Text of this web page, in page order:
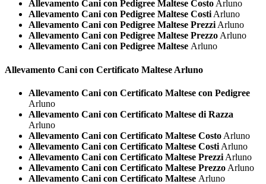
Allevamento Cani con Pedigree Maltese Costo Arluno
Allevamento Cani con Pedigree Maltese Costi Arluno
Allevamento Cani con Pedigree Maltese Prezzi Arluno
Allevamento Cani con Pedigree Maltese Prezzo Arluno
Allevamento Cani con Pedigree Maltese Arluno
Allevamento Cani con Certificato Maltese Arluno
Allevamento Cani con Certificato Maltese con Pedigree
Arluno
Allevamento Cani con Certificato Maltese di Razza
Arluno
Allevamento Cani con Certificato Maltese Costo Arluno
Allevamento Cani con Certificato Maltese Costi Arluno
Allevamento Cani con Certificato Maltese Prezzi Arluno
Allevamento Cani con Certificato Maltese Prezzo Arluno
Allevamento Cani con Certificato Maltese Arluno